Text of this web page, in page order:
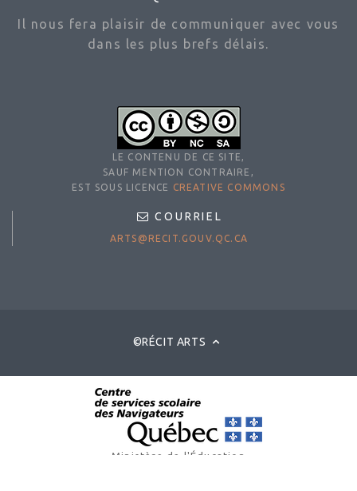
Il nous fera plaisir de communiquer avec vous
dans les plus brefs délais.
LE CONTENU DE CE SITE,
SAUF MENTION CONTRAIRE,
EST SOUS LICENCE
CREATIVE COMMONS
COURRIEL
ARTS@RECIT.GOUV.QC.CA
©RÉCIT ARTS
Ministère de l'Éducation